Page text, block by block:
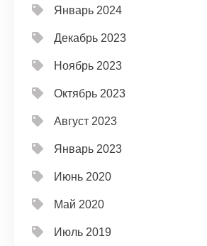
Январь 2024
Декабрь 2023
Ноябрь 2023
Октябрь 2023
Август 2023
Январь 2023
Июнь 2020
Май 2020
Июль 2019